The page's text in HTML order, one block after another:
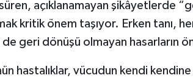
açıklanamayan şikâyetlerde
kritik önem taşıyor. Erken tanı,
geri dönüşü olmayan hasarların
hastalıklar, vücudun kendi